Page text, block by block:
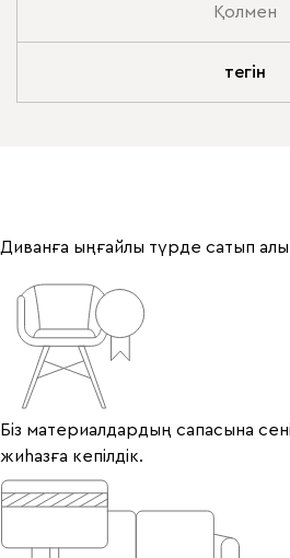
Қолмен
тегін
Диванға ыңғайлы түрде сатып
Біз материалдардың сапасына
жиһазға кепілдік.